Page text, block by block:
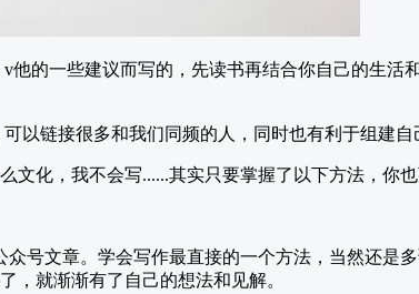
他的一些建议而写的，先读书再结合你自己的生活
以链接很多和我们同频的人，同时也有利于组建自
文化，我不会写......其实只要掌握了以下方法，你也
号文章。学会写作最直接的一个方法，当然还是
，就渐渐有了自己的想法和见解。